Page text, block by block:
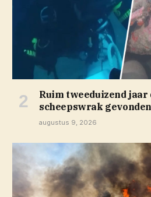
Ruim tweeduizend jaar
scheepswrak
augustus 9, 2026